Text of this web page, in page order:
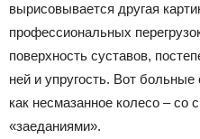
вырисовывается другая
профессиональных
поверхность суставов,
ней и упругость. Вот
как несмазанное колесо – со
«заеданиями».